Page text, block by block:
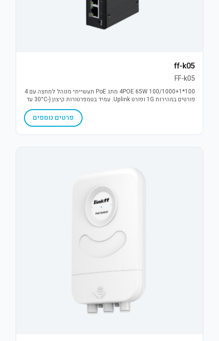
ff-k05
FF-k05
4POE 65W 100/1000+1*100 מתג PoE תעשייתי מנוהל למחצה עם 4
פורטים במהירות 1G ופורט Uplink. עמיד בטמפרטורות קיצון (-30°C עד
75°C), כולל הגנת נחשולי מתח 6KV ויתירות מתח (DC12-52V). פתרון
פרטים נוספים